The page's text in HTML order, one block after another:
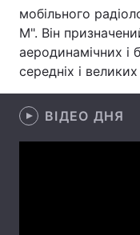
Здоров'я
Цікавинки
Екологія
Лонгріди
мобільного
М". Він
аеродинамічних і
середніх і
ВІДЕО ДНЯ